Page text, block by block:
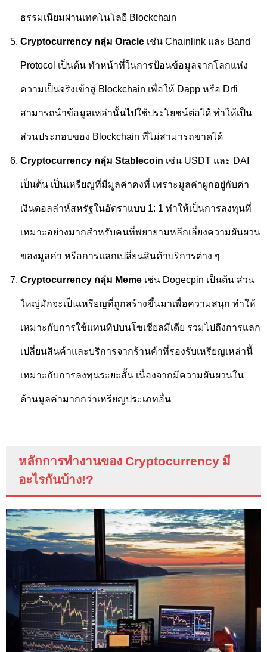
ธรรมเนียมผ่านเทคโนโลยี Blockchain
Cryptocurrency กลุ่ม Oracle เช่น Chainlink และ Band
Protocol เป็นต้น ทำหน้าที่ในการป้อนข้อมูลจากโลกแห่ง
ความเป็นจริงเข้าสู่ Blockchain เพื่อให้ Dapp หรือ Drfi
สามารถนำข้อมูลเหล่านั้นไปใช้ประโยชน์ต่อได้ ทำให้เป็น
ส่วนประกอบของ Blockchain ที่ไม่สามารถขาดได้
Cryptocurrency กลุ่ม Stablecoin เช่น USDT และ DAI
เป็นต้น เป็นเหรียญที่มีมูลค่าคงที่ เพราะมูลค่าผูกอยู่กับค่า
เงินดอลล่าห์สหรัฐในอัตราแบบ 1: 1 ทำให้เป็นการลงทุนที่
เหมาะอย่างมากสำหรับคนที่พยายามหลีกเลี่ยงความผันผวน
ของมูลค่า หรือการแลกเปลี่ยนสินค้าบริการต่าง ๆ
Cryptocurrency กลุ่ม Meme เช่น Dogecpin เป็นต้น ส่วน
ใหญ่มักจะเป็นเหรียญที่ถูกสร้างขึ้นมาเพื่อความสนุก ทำให้
เหมาะกับการใช้แทนทิปบนโซเชียลมีเดีย รวมไปถึงการแลก
เปลี่ยนสินค้าและบริการจากร้านค้าที่รองรับเหรียญเหล่านี้
เหมาะกับการลงทุนระยะสั้น เนื่องจากมีความผันผวนใน
ด้านมูลค่ามากกว่าเหรียญประเภทอื่น
หลักการทำงานของ Cryptocurrencyมี
อะไรกันบ้าง!?